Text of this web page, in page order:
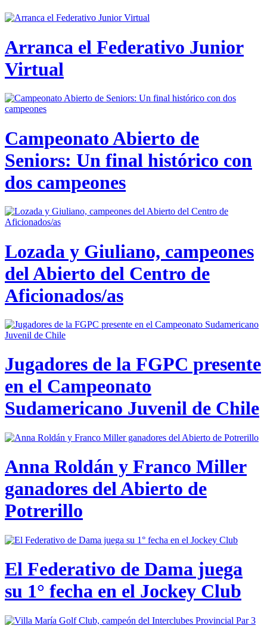
Arranca el Federativo Junior
Virtual
Campeonato Abierto de
Seniors: Un final histórico con
dos campeones
Lozada y Giuliano, campeones
del Abierto del Centro de
Aficionados/as
Jugadores de la FGPC presente
en el Campeonato
Sudamericano Juvenil de Chile
Anna Roldán y Franco Miller
ganadores del Abierto de
Potrerillo
El Federativo de Dama juega
su 1° fecha en el Jockey Club